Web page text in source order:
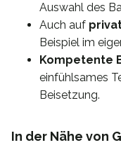
Auswahl des
Auch auf
Beispiel im
Kompetente
einfühlsames
Beisetzung.
In der Nähe von